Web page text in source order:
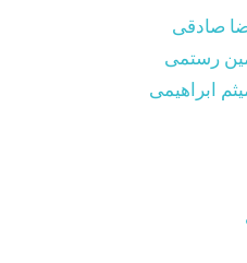
صادقی
رستمی
ابراهیمی